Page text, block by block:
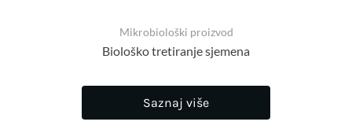
Mikrobiološki proizvod
Biološko tretiranje sjemena
Saznaj više